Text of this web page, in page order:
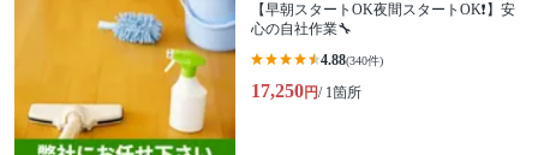
【早朝スタートOK夜間スタートOK❗️】安
心の自社作業🔧
4.88(340件)
17,250円/ 1箇所